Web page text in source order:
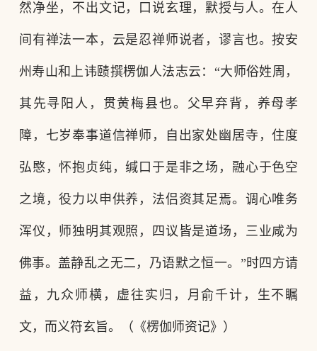
然净坐，不出文记，口说玄理，默授与人。在人
间有禅法一本，云是忍禅师说者，谬言也。按安
州寿山和上讳赜撰楞伽人法志云 ： “大师俗姓周，
其先寻阳人，贯黄梅县也。父早弃背，养母孝
障，七岁奉事道信禅师，自出家处幽居寺，住度
弘愍，怀抱贞纯，缄口于是非之场，融心于色空
之境，役力以申供养，法侣资其足焉。调心唯务
浑仪，师独明其观照，四议皆是道场，三业咸为
佛事。盖静乱之无二，乃语默之恒一。”时四方请
益，九众师横，虚往实归，月俞千计，生不瞩
文，而义符玄旨。（《楞伽师资记》）